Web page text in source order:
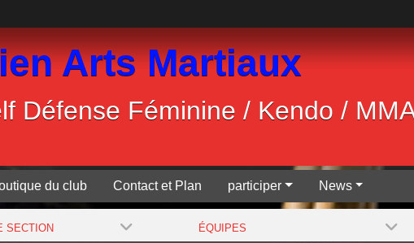
Arts Martiaux
Défense Féminine / Kendo /
du club Contact et Plan participer News
SECTION ÉQUIPES